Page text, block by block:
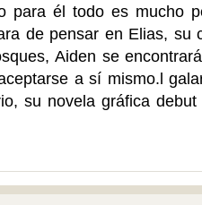
para él todo es mucho
de pensar en Elias, su
Aiden se
a sí mismo.l
su novela gráfica